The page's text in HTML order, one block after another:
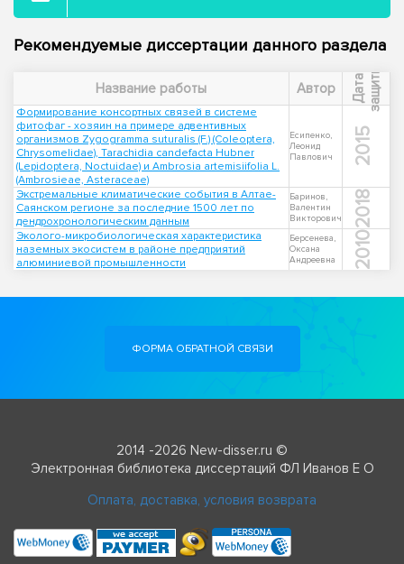
Рекомендуемые диссертации данного раздела
Название работы Автор Д
а
т
а
з
а
щ
и
т ы
Формирование консортных связей в системе
фитофаг - хозяин на примере адвентивных
организмов Zygogramma suturalis (F.) (Coleoptera,
Chrysomelidae), Tarachidia candefacta Hubner
(Lepidoptera, Noctuidae) и Ambrosia artemisiifolia L.
(Ambrosieae, Asteraceae)
Есипенко,
Леонид
Павлович
2015
Экстремальные климатические события в Алтае-
Саянском регионе за последние 1500 лет по
дендрохронологическим данным
Баринов,
Валентин
Викторович
2018
Эколого-микробиологическая характеристика
наземных экосистем в районе предприятий
алюминиевой промышленности
Берсенева,
Оксана
Андреевна
2010
ФОРМА ОБРАТНОЙ СВЯЗИ
2014 -2026 New-disser.ru ©
Электронная библиотека диссертаций ФЛ Иванов Е О
Оплата, доставка, условия возврата